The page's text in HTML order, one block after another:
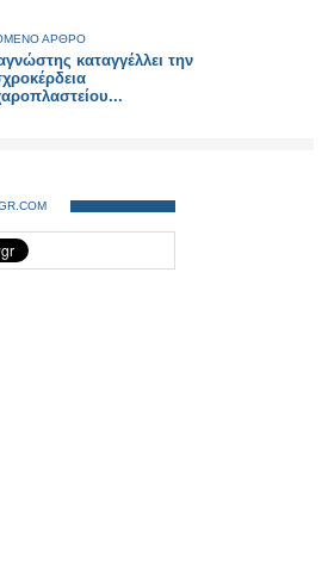
ΑΡΘΡΟ
καταγγέλλει την